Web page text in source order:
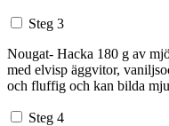
Steg 3
Nougat- Hacka 180 g av
med elvisp äggvitor,
och fluffig och kan bilda
Steg 4